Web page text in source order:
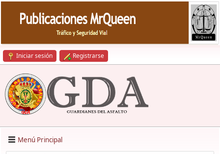
Iniciar sesión Registrarse
Menú Principal